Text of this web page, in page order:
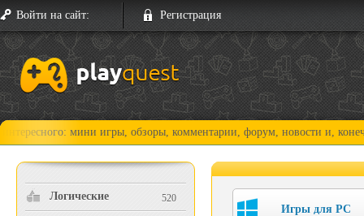
Войти на сайт: Регистрация
мини игры, обзоры, комментарии, форум, новости и, конечно,
Логические 520
Игры для PC